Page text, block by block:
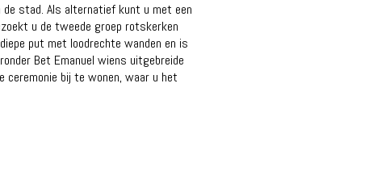
de stad. Als alternatief kunt u met een
u de tweede groep rotskerken
put met loodrechte wanden en is
Bet Emanuel wiens uitgebreide
bij te wonen, waar u het